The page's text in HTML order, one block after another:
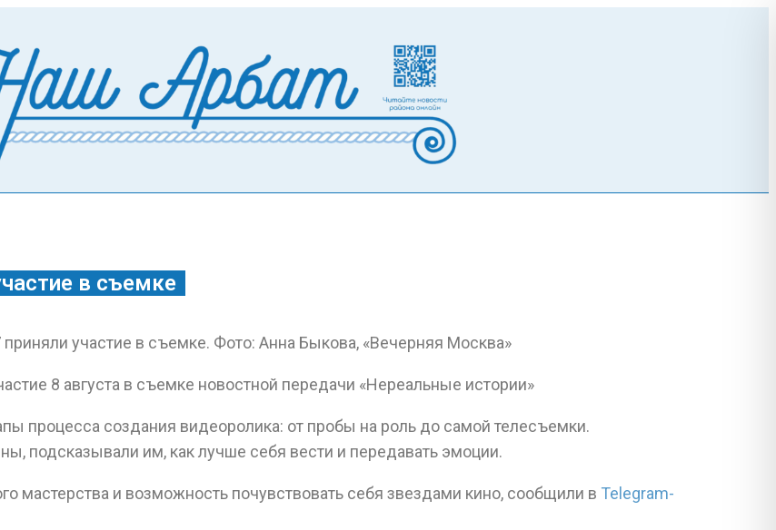
в съемке
8 августа в съемке новостной передачи «Нереальные истории»
процесса создания видеоролика: от пробы на роль до самой телесъемки.
подсказывали им, как лучше себя вести и передавать эмоции.
мастерства и возможность почувствовать себя звездами кино, сообщили в Telegram-